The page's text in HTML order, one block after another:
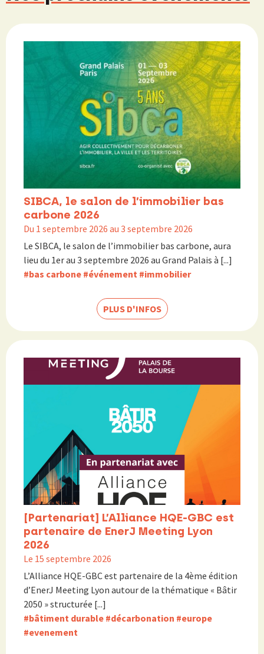
SIBCA, le salon de l’immobilier bas
carbone 2026
Du 1 septembre 2026 au 3 septembre 2026
Le SIBCA, le salon de l’immobilier bas carbone, aura
lieu du 1er au 3 septembre 2026 au Grand Palais à [...]
#bas carbone #événement #immobilier
PLUS D'INFOS
[Partenariat] L’Alliance HQE-GBC est
partenaire de EnerJ Meeting Lyon
2026
Le 15 septembre 2026
L’Alliance HQE-GBC est partenaire de la 4ème édition
d’EnerJ Meeting Lyon autour de la thématique « Bâtir
2050 » structurée [...]
#bâtiment durable #décarbonation #europe
#evenement